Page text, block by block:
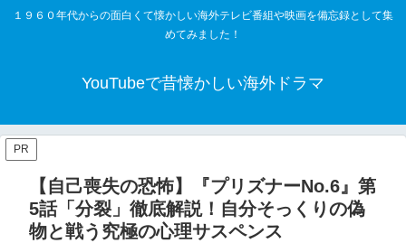
１９６０年代からの面白くて懐かしい海外テレビ番組や映画を備忘録として集
めてみました！
YouTubeで昔懐かしい海外ドラマ
PR
【自己喪失の恐怖】『プリズナーNo.6』第
5話「分裂」徹底解説！自分そっくりの偽
物と戦う究極の心理サスペンス